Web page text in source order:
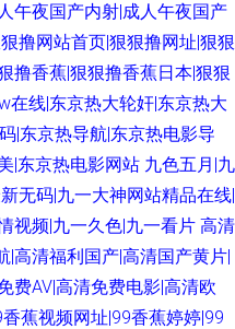
午夜国产内射|成人午夜国产
撸网站首页|狠狠撸网址|狠狠
撸香蕉|狠狠撸香蕉日本|狠狠
在线|东京热大轮奸|东京热大
|东京热导航|东京热电影导
|东京热电影网站 九色五月|九
无码|九一大神网站精品在线|
视频|九一久色|九一看片 高清
|高清福利国产|高清国产黄片|
费AV|高清免费电影|高清欧
香蕉视频网址|99香蕉婷婷|99